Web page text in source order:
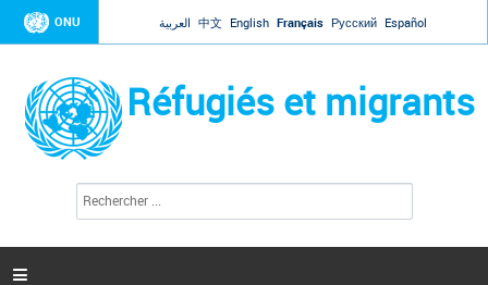
Jump to navigation
ONU العربية 中文 English Français Русский Español
Réfugiés et migrants
c
